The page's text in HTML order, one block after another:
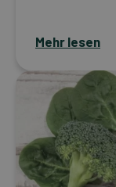
Mehr lesen